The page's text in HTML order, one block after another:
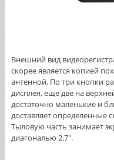
Внешний вид
скорее является копией
антенной. По три кнопки
дисплея, еще две на
достаточно маленькие и
доставляет определенные
Тыловую часть занимает
диагональю 2.7″.